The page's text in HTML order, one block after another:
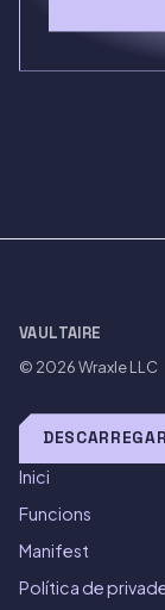
VAULTAIRE
© 2026Wraxle LLC
Inici
Funcions
Manifest
Política de